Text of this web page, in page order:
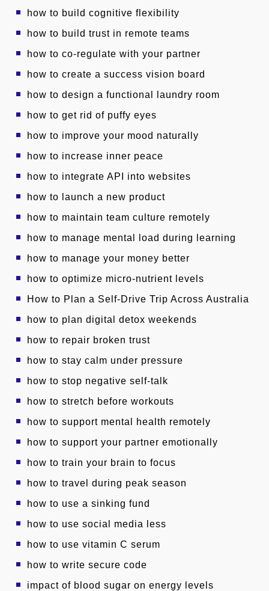
how to build cognitive flexibility
how to build trust in remote teams
how to co-regulate with your partner
how to create a success vision board
how to design a functional laundry room
how to get rid of puffy eyes
how to improve your mood naturally
how to increase inner peace
how to integrate API into websites
how to launch a new product
how to maintain team culture remotely
how to manage mental load during learning
how to manage your money better
how to optimize micro-nutrient levels
How to Plan a Self-Drive Trip Across Australia
how to plan digital detox weekends
how to repair broken trust
how to stay calm under pressure
how to stop negative self-talk
how to stretch before workouts
how to support mental health remotely
how to support your partner emotionally
how to train your brain to focus
how to travel during peak season
how to use a sinking fund
how to use social media less
how to use vitamin C serum
how to write secure code
impact of blood sugar on energy levels